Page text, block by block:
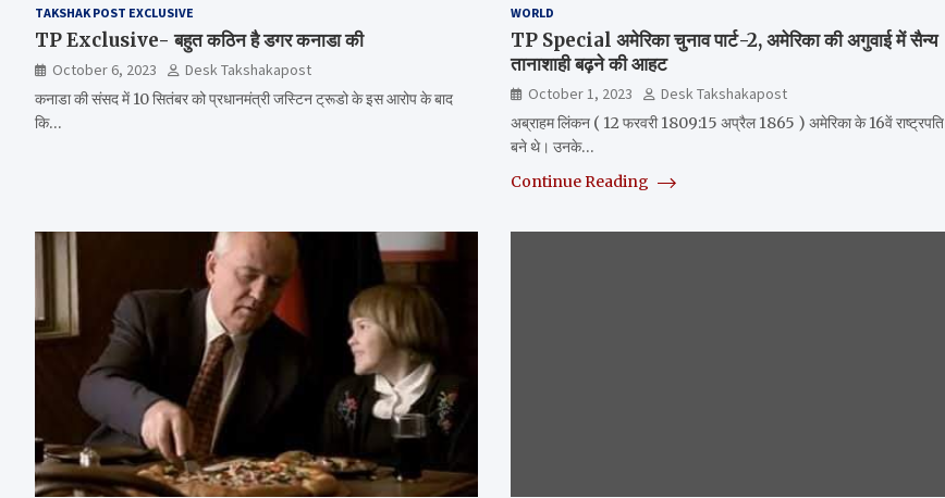
TAKSHAK POST EXCLUSIVE
TP Exclusive- बहुत कठिन है डगर कनाडा की
October 6, 2023
Desk Takshakapost
कनाडा की संसद में 10 सितंबर को प्रधानमंत्री जस्टिन ट्रूडो के इस आरोप के बाद
कि…
WORLD
TP Special अमेरिका चुनाव पार्ट-2, अमेरिका की अगुवाई में सैन्य
तानाशाही बढ़ने की आहट
October 1, 2023
Desk Takshakapost
अब्राहम लिंकन ( 12 फरवरी 1809:15 अप्रैल 1865 ) अमेरिका के 16वें राष्ट्रपति
बने थे। उनके…
Continue Reading